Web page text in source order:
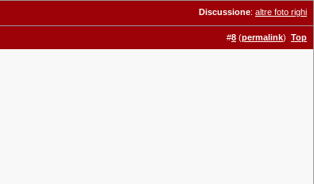
Discussione: altre foto righi
#8 (permalink) Top